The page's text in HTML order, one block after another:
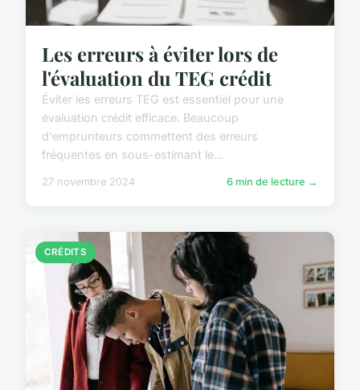
Les erreurs à éviter lors de
l'évaluation du TEG crédit
Éviter les erreurs TEG est essentiel pour une
évaluation crédit efficace. Beaucoup
d'emprunteurs commettent des erreurs
fréquentes en sous-estimant le...
27 novembre 2024 6 min de lecture →
CRÉDITS